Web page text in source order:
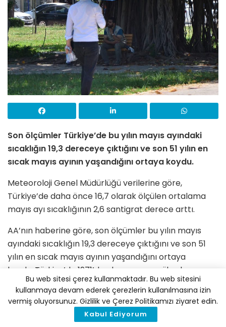
Son ölçümler Türkiye’de bu yılın mayıs ayındaki
sıcaklığın 19,3 dereceye çıktığını ve son 51 yılın en
sıcak mayıs ayının yaşandığını ortaya koydu.
Meteoroloji Genel Müdürlüğü verilerine göre,
Türkiye’de daha önce 16,7 olarak ölçülen ortalama
mayıs ayı sıcaklığının 2,6 santigrat derece arttı.
AA’nın haberine göre, son ölçümler bu yılın mayıs
ayındaki sıcaklığın 19,3 dereceye çıktığını ve son 51
yılın en sıcak mayıs ayının yaşandığını ortaya
koydu. Türkiye’de 1971’den bu yana en yüksek
ortalama sıcaklık 2007 yılının mayıs ayında
yaşanmıştı.
Geçen ay sıcaklıklar Kırklareli, Çorlu, Tekirdağ,
Bu web sitesi çerez kullanmaktadır. Bu web sitesini
kullanmaya devam ederek çerezlerin kullanılmasına izin
vermiş oluyorsunuz. Gizlilik ve Çerez Politikamızı ziyaret edin.
Kabul Ediyorum